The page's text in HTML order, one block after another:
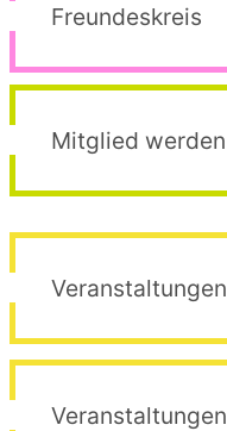
Freundeskreis
Mitglied werden
Veranstaltungen
Veranstaltungen